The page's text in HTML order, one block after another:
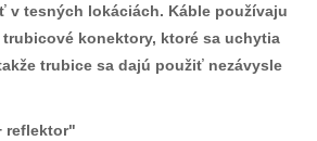
v tesných lokáciách. Káble používaju
konektory, ktoré sa uchytia
trubice sa dajú použiť nezávysle
reflektor"